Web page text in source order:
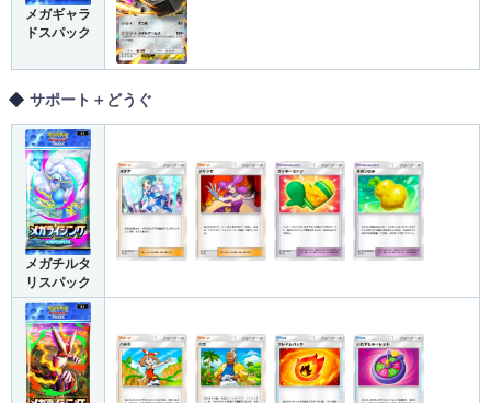
メガギャラ
ドスパック
サポート＋どうぐ
メガチルタ
リスパック